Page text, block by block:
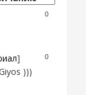
0
0
]
)))